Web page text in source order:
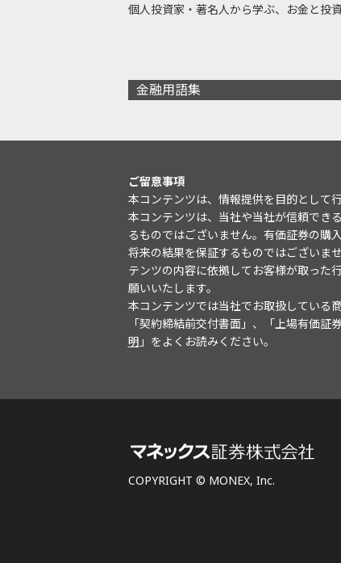
個人投資家・著名人から学ぶ、お金と投
金融用語集
ご留意事項
本コンテンツは、情報提供を目的として行
本コンテンツは、当社や当社が信頼でき
るものではございません。有価証券の購
将来の結果を保証するものではございま
テンツの内容に依拠してお客様が取った
願いいたします。
本コンテンツでは当社でお取扱している
「契約締結前交付書面」、「上場有価
明 」をよくお読みください。
COPYRIGHT © MONEX, Inc.